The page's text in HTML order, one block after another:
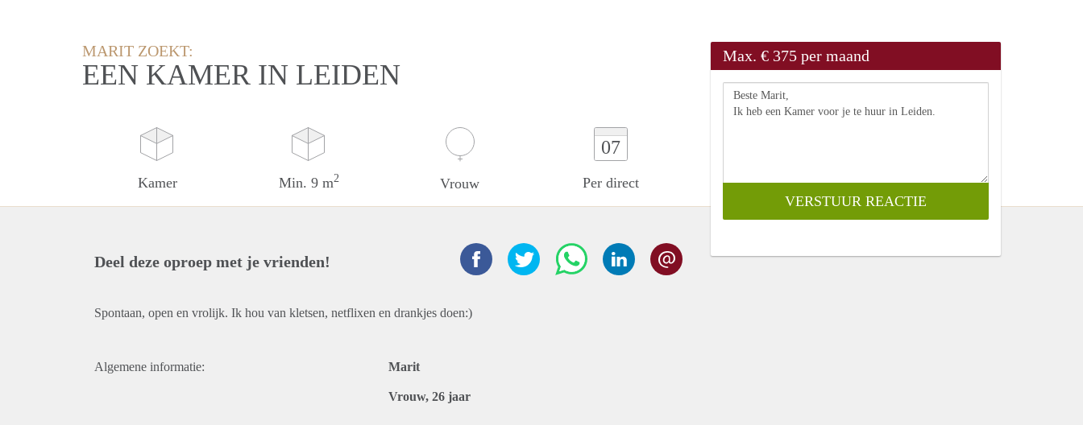
MARIT ZOEKT:
EEN KAMER IN LEIDEN
Kamer Min. 9 m2 Vrouw
07
Per direct
Max. € 375 per maand
Deel deze oproep met je vrienden!
Spontaan, open en vrolijk. Ik hou van kletsen, netflixen en drankjes doen:)
Algemene informatie: Marit
Vrouw, 26 jaar